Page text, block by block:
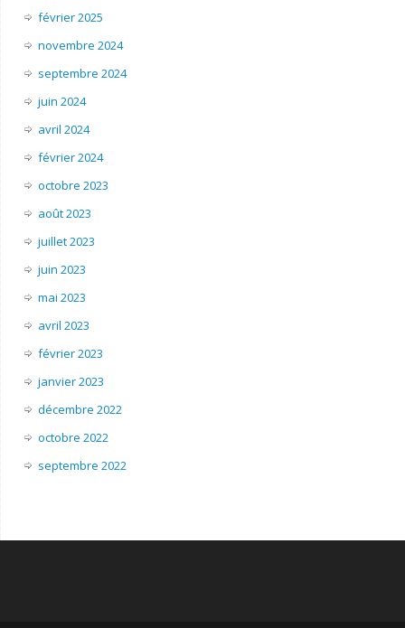
février 2025
novembre 2024
septembre 2024
juin 2024
avril 2024
février 2024
octobre 2023
août 2023
juillet 2023
juin 2023
mai 2023
avril 2023
février 2023
janvier 2023
décembre 2022
octobre 2022
septembre 2022